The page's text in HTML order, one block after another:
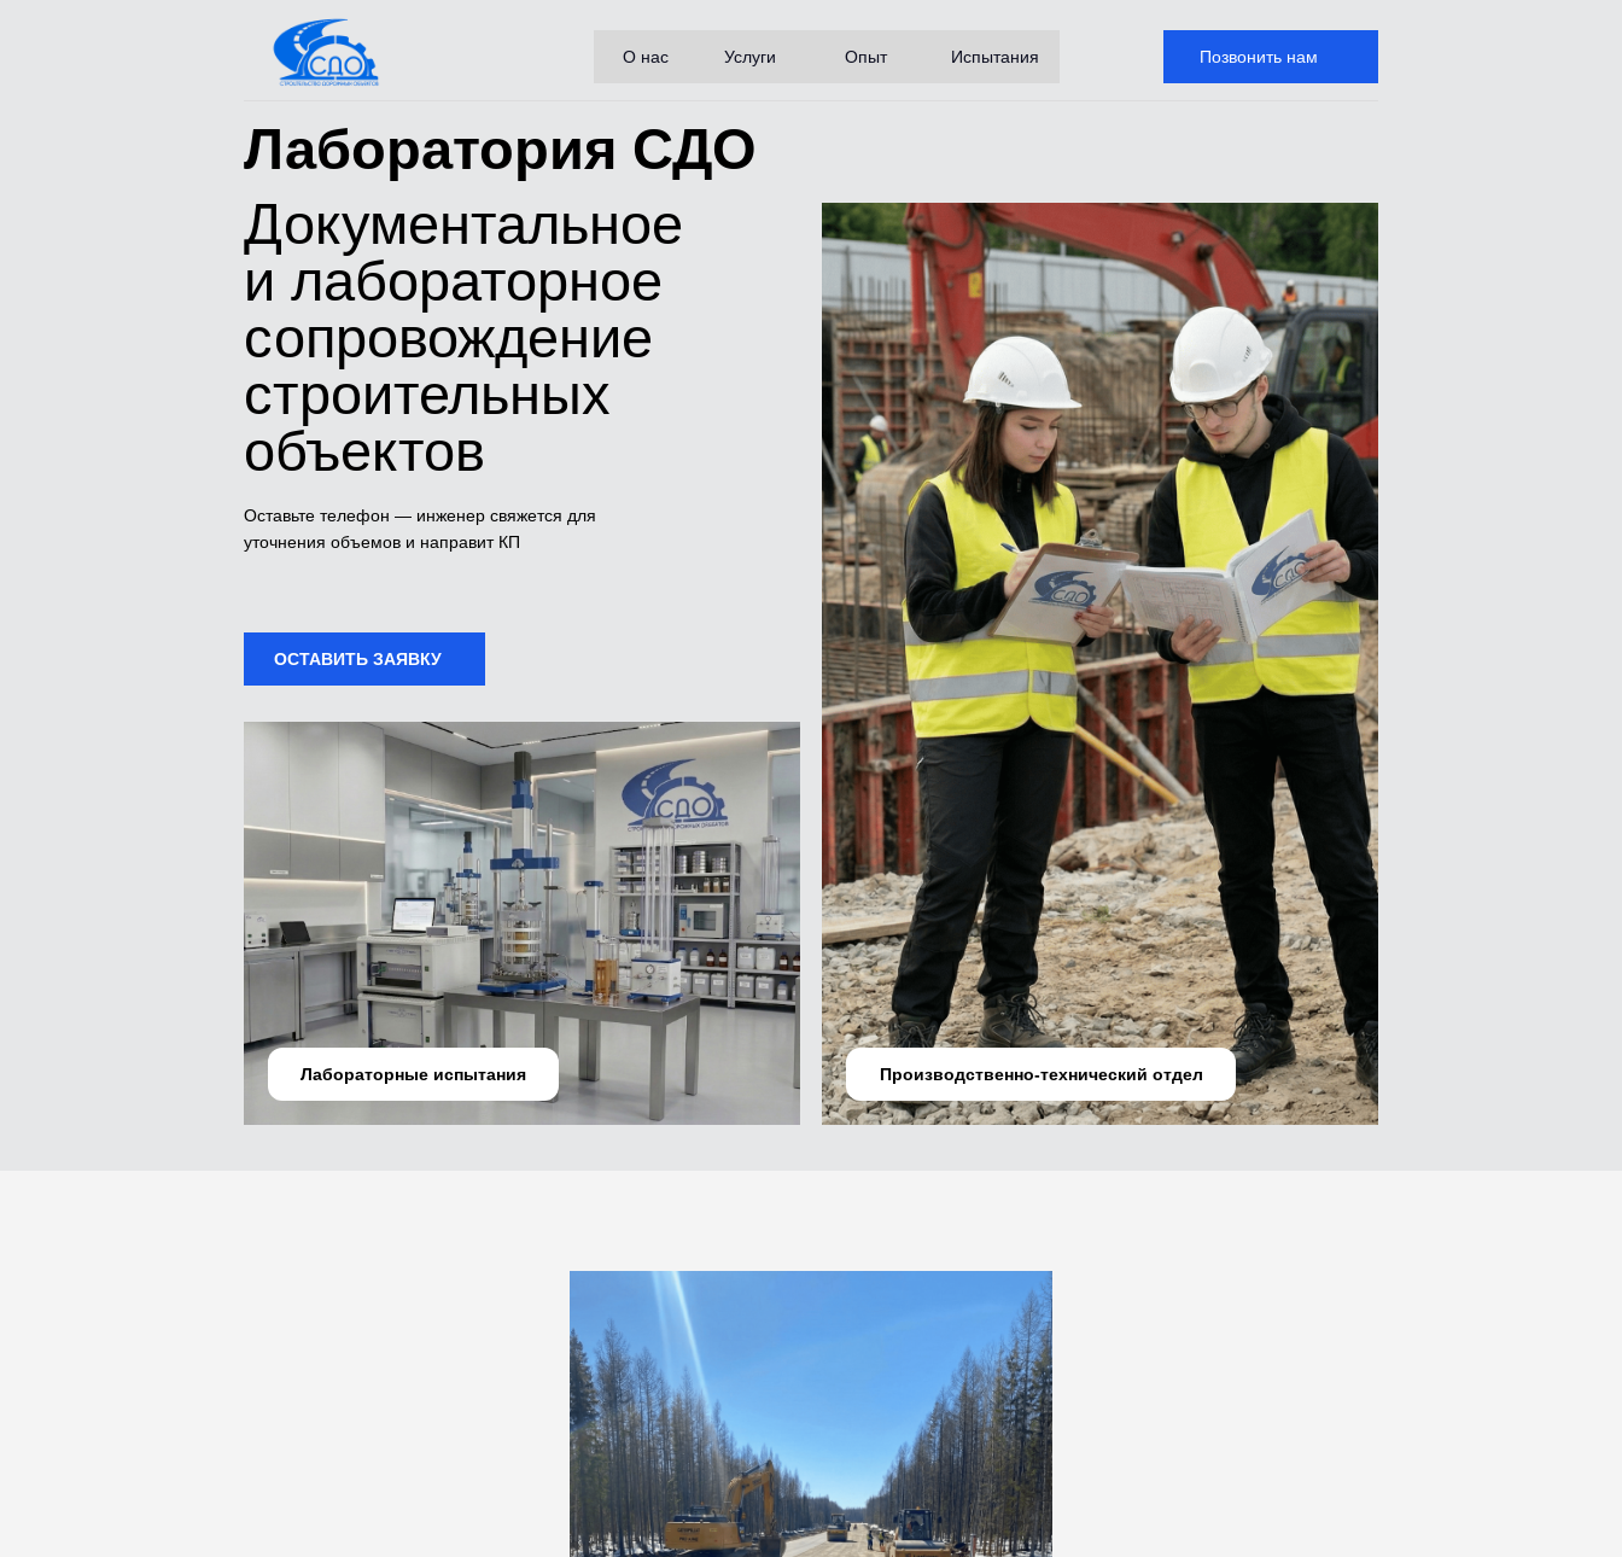
Позвонить нам
О нас Услуги Опыт Испытания
Оставьте телефон — инженер свяжется для
уточнения объемов и направит КП
Документальное
и лабораторное
сопровождение
строительных
объектов
Лаборатория СДО
Производственно-технический отдел
Лабораторные испытания
ОСТАВИТЬ ЗАЯВКУ
ОСТАВИТЬ ЗАЯВКУ